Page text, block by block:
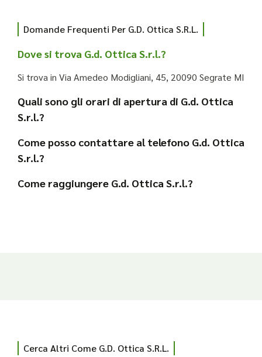
Domande Frequenti Per G.d. Ottica S.r.l.
Dove si trova G.d. Ottica S.r.l.?
Si trova in Via Amedeo Modigliani, 45, 20090 Segrate MI
Quali sono gli orari di apertura di G.d. Ottica
S.r.l.?
Come posso contattare al telefono G.d. Ottica
S.r.l.?
Come raggiungere G.d. Ottica S.r.l.?
Cerca Altri Come G.d. Ottica S.r.l.